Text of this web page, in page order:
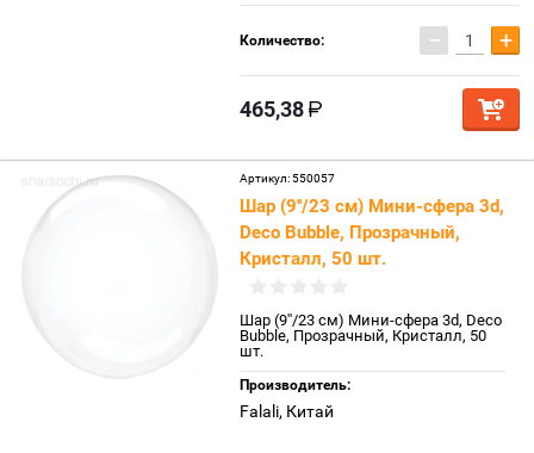
Количество: − +
465,38
Артикул:550057
Шар (9''/23 см) Мини-сфера 3d,
Deco Bubble, Прозрачный,
Кристалл, 50 шт.
Шар (9''/23 см) Мини-сфера 3d, Deco
Bubble, Прозрачный, Кристалл, 50
шт.
Производитель:
Falali, Китай